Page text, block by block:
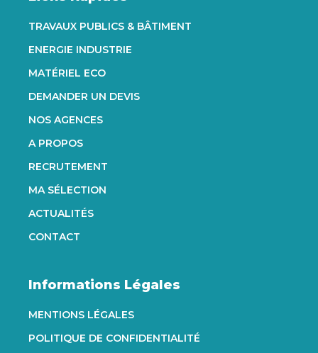
TRAVAUX PUBLICS & BÂTIMENT
ENERGIE INDUSTRIE
MATÉRIEL ECO
DEMANDER UN DEVIS
NOS AGENCES
A PROPOS
RECRUTEMENT
MA SÉLECTION
ACTUALITÉS
CONTACT
Informations Légales
MENTIONS LÉGALES
POLITIQUE DE CONFIDENTIALITÉ